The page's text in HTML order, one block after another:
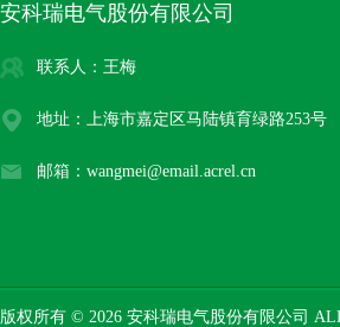
安科瑞电气股份有限公司
联系人：王梅
地址：上海市嘉定区马陆镇育绿路253号
邮箱：wangmei@email.acrel.cn
版权所有 © 2026 安科瑞电气股份有限公司